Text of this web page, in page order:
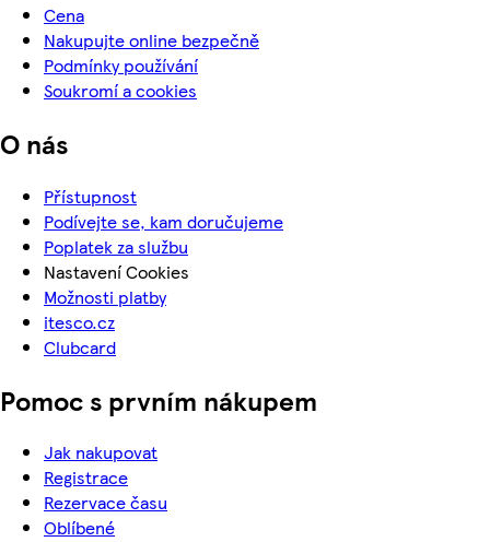
Cena
Nakupujte online bezpečně
Podmínky používání
Soukromí a cookies
O nás
Přístupnost
Podívejte se, kam doručujeme
Poplatek za službu
Nastavení Cookies
Možnosti platby
itesco.cz
Clubcard
Pomoc s prvním nákupem
Jak nakupovat
Registrace
Rezervace času
Oblíbené